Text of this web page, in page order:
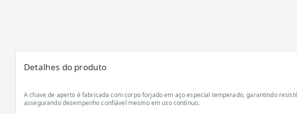
Detalhes do produto
A chave de aperto é fabricada com corpo forjado em aço especial temperado, garantindo
assegurando desempenho confiável mesmo em uso contínuo.